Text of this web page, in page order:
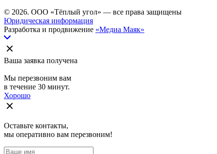
© 2026. ООО «Тёплый угол» — все права защищены
Юридическая информация
Разработка и продвижение «Медиа Маяк»
Ваша заявка получена
Мы перезвоним вам
в течение 30 минут.
Хорошо
Оставьте контакты,
мы оперативно вам перезвоним!